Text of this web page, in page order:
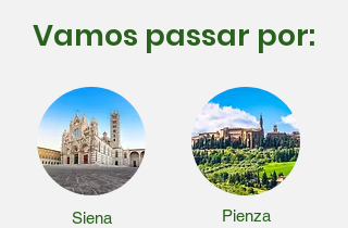
Vamos passar por:
Siena Pienza